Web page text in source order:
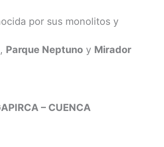
por sus monolitos y
Parque Neptuno y Mirador
– CUENCA